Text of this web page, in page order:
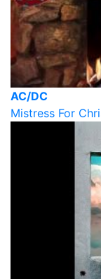
AC/DC
Mistress For